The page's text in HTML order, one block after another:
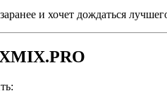
и хочет дождаться